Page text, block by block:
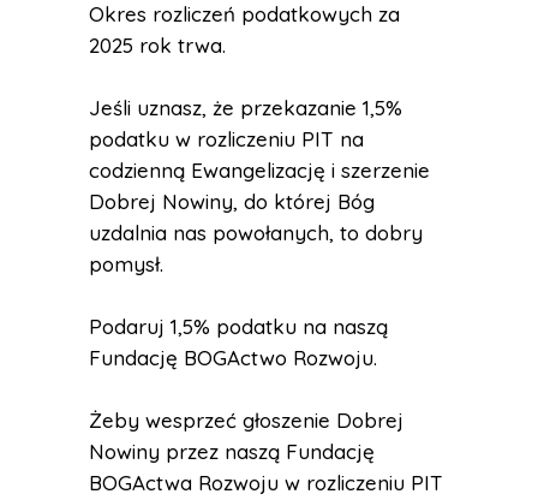
Okres rozliczeń podatkowych za
2025 rok trwa.
Jeśli uznasz, że przekazanie 1,5%
podatku w rozliczeniu PIT na
codzienną Ewangelizację i szerzenie
Dobrej Nowiny, do której Bóg
uzdalnia nas powołanych, to dobry
pomysł.
Podaruj 1,5% podatku na naszą
Fundację BOGActwo Rozwoju.
Żeby wesprzeć głoszenie Dobrej
Nowiny przez naszą Fundację
BOGActwa Rozwoju w rozliczeniu PIT